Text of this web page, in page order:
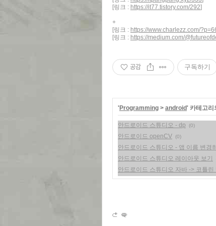
[링크 : https://it77.tistory.com/292]
+
[링크 : https://www.charlezz.com/
[링크 : https://medium.com/
공감 구독하기
'Programming > android' 카테고리
안드로이드 스튜디오 - dp (0)
안드로이드 openCV (0)
안드로이드 스튜디오 - 앱 이름 변경
안드로이드 스튜디오 레이아웃 보기
안드로이드 스튜디오 자바 -> 코틀린